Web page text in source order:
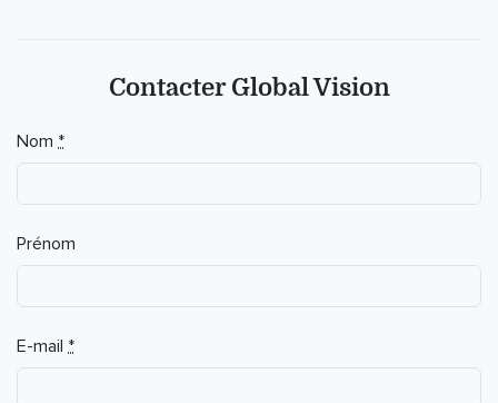
Contacter Global Vision
Nom *
Prénom
E-mail *